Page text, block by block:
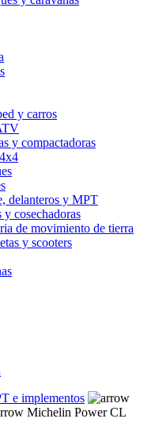
y carros
y compactadoras
delanteros y MPT
y cosechadoras
de movimiento de tierra
y scooters
e implementos
Michelin Power CL